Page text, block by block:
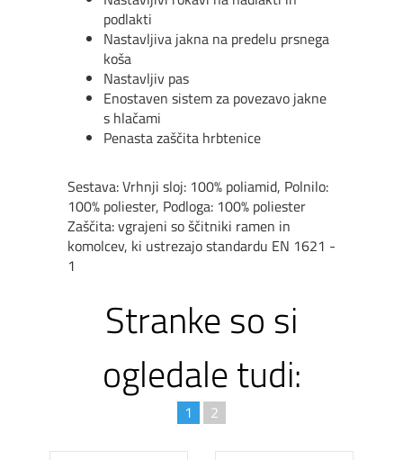
podlakti
Nastavljiva jakna na predelu prsnega
koša
Nastavljiv pas
Enostaven sistem za povezavo jakne
s hlačami
Penasta zaščita hrbtenice
Sestava: Vrhnji sloj: 100% poliamid, Polnilo:
100% poliester, Podloga: 100% poliester
Zaščita: vgrajeni so ščitniki ramen in
komolcev, ki ustrezajo standardu EN 1621 -
1
Stranke so si
ogledale tudi:
1 2